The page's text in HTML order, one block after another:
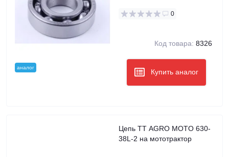
аналог
0
Код товара: 8326
Купить аналог
Цепь TT AGRO MOTO 630-
38L-2 на мототрактор